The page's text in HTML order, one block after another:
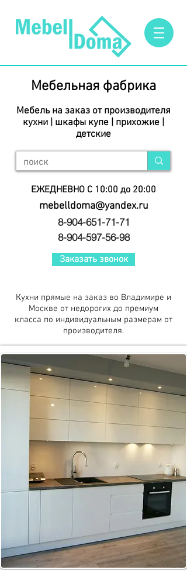
Мебельная фабрика
Мебель на заказ от производителя
кухни | шкафы купе | прихожие |
детские
ЕЖЕДНЕВНО С 10:00 до 20:00
mebelldoma@yandex.ru
8-904-651-71-71
8-904-597-56-98
Заказать звонок
Кухни прямые на заказ во Владимире и
Москве от недорогих до премиум
класса по индивидуальным размерам от
производителя.